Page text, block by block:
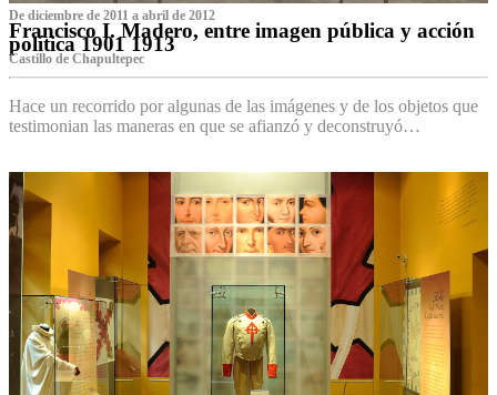
De diciembre de 2011 a abril de 2012
Francisco I. Madero, entre imagen pública y acción
política 1901 1913
Castillo de Chapultepec
Hace un recorrido por algunas de las imágenes y de los objetos que
testimonian las maneras en que se afianzó y deconstruyó…